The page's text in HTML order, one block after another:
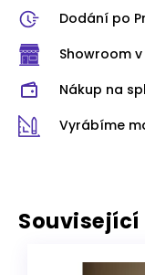
Dodání po
Showroom v
Nákup na
Vyrábíme